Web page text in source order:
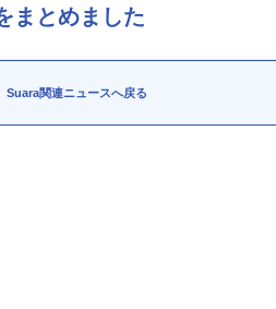
実写化映画一覧
男性声優/女性声優一覧
まとめました
Suara関連ニュースへ戻る